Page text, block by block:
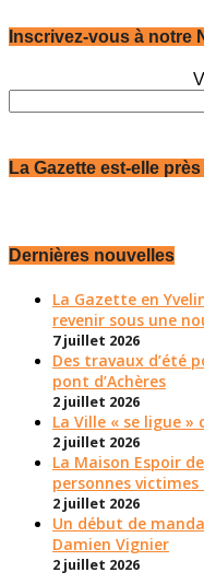
Inscrivez-vous à notre
La Gazette est-elle
Dernières nouvelles
La Gazette en
revenir sous une
7 juillet 2026
Des travaux d’été
pont d’Achères
2 juillet 2026
La Ville « se ligue »
2 juillet 2026
La Maison Espoir
personnes
2 juillet 2026
Un début de
Damien Vignier
2 juillet 2026